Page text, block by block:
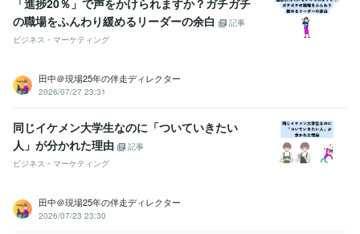
コンサル 資料作成 ロジカル プレゼン 伝わる
語学力
英語
ビジネスレベル
「進捗20％」で声をかけられますか？ガチガチ
の職場をふんわり緩めるリーダーの余白
記事
ビジネス・マーケティング
田中＠現場25年の伴走ディレクター
2026/07/27 23:31
同じイケメン大学生なのに「ついていきたい
人」が分かれた理由
記事
ビジネス・マーケティング
田中＠現場25年の伴走ディレクター
2026/07/23 23:30